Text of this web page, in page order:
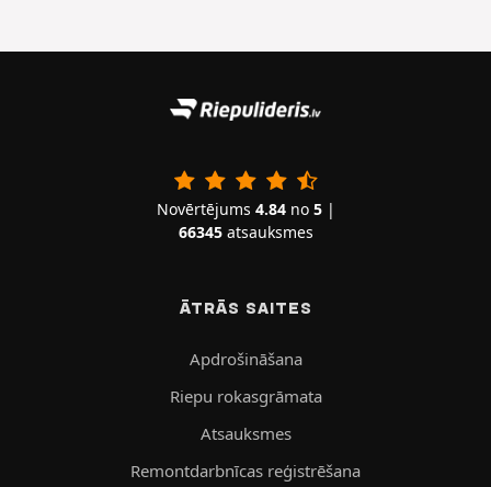
Novērtējums 4.84no 5|
66345atsauksmes
ĀTRĀS SAITES
Apdrošināšana
Riepu rokasgrāmata
Atsauksmes
Remontdarbnīcas reģistrēšana